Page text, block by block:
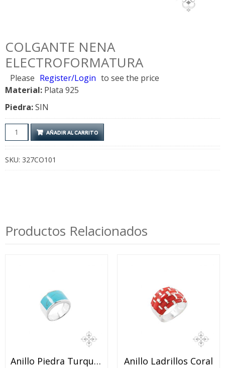
COLGANTE NENA
ELECTROFORMATURA
Please Register/Login to see the price
Material: Plata 925
Piedra:SIN
Colgante
Nena
cantidad
AÑADIR AL CARRITO
SKU: 327CO101
Productos Relacionados
Anillo Piedra Turquesa Anillo Ladrillos Coral